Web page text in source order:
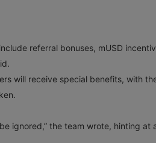
referral bonuses, mUSD
will receive special benefits, with
ignored,” the team wrote, hinting